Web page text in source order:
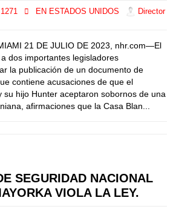
1271 EN ESTADOS UNIDOS
Director
21 DE JULIO DE 2023, nhr.com—El
dos importantes legisladores
la publicación de un documento de
contiene acusaciones de que el
su hijo Hunter aceptaron sobornos de una
afirmaciones que la Casa Blan...
SEGURIDAD NACIONAL
VIOLA LA LEY.